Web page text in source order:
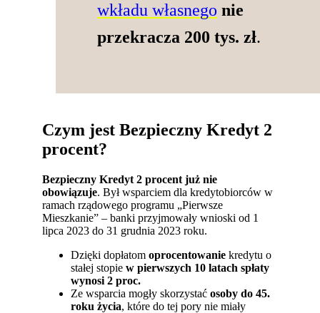
wkładu własnego nie
przekracza 200 tys. zł.
Czym jest Bezpieczny Kredyt 2
procent?
Bezpieczny Kredyt 2 procent już nie
obowiązuje. Był wsparciem dla kredytobiorców w
ramach rządowego programu „Pierwsze
Mieszkanie” – banki przyjmowały wnioski od 1
lipca 2023 do 31 grudnia 2023 roku.
Dzięki dopłatomoprocentowanie kredytu o
stałej stopiew pierwszych 10 latach spłaty
wynosi 2 proc.
Ze wsparcia mogły skorzystaćosoby do 45.
roku życia, które do tej pory nie miały